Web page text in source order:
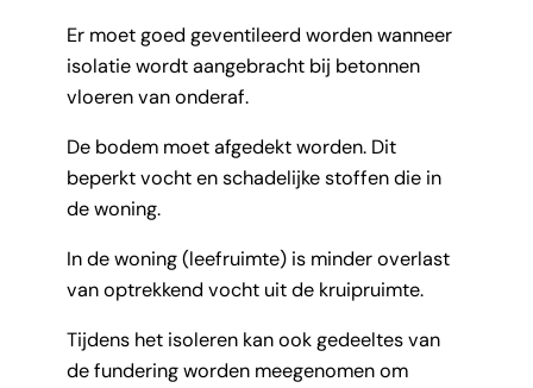
Er moet goed geventileerd worden wanneer
isolatie wordt aangebracht bij betonnen
vloeren van onderaf.
De bodem moet afgedekt worden. Dit
beperkt vocht en schadelijke stoffen die in
de woning.
In de woning (leefruimte) is minder overlast
van optrekkend vocht uit de kruipruimte.
Tijdens het isoleren kan ook gedeeltes van
de fundering worden meegenomen om